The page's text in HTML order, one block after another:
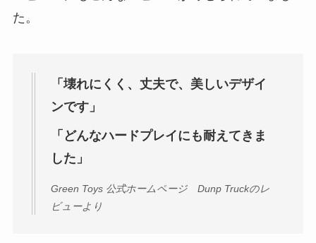
た。
「壊れにくく、丈夫で、美しいデザイ
ンです」
「どんなハードプレイにも耐えてきま
した」
Green Toys 公式ホームページ Dunp Truckのレ
ビューより